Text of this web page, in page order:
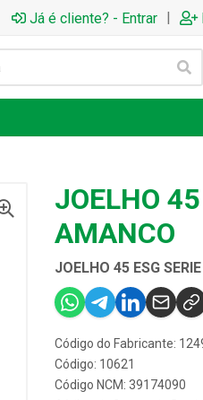
Já é cliente? - Entrar |
JOELHO
AMANCO
JOELHO 45 ESG
Código do Fabricante:
Código: 10621
Código NCM: 39174090